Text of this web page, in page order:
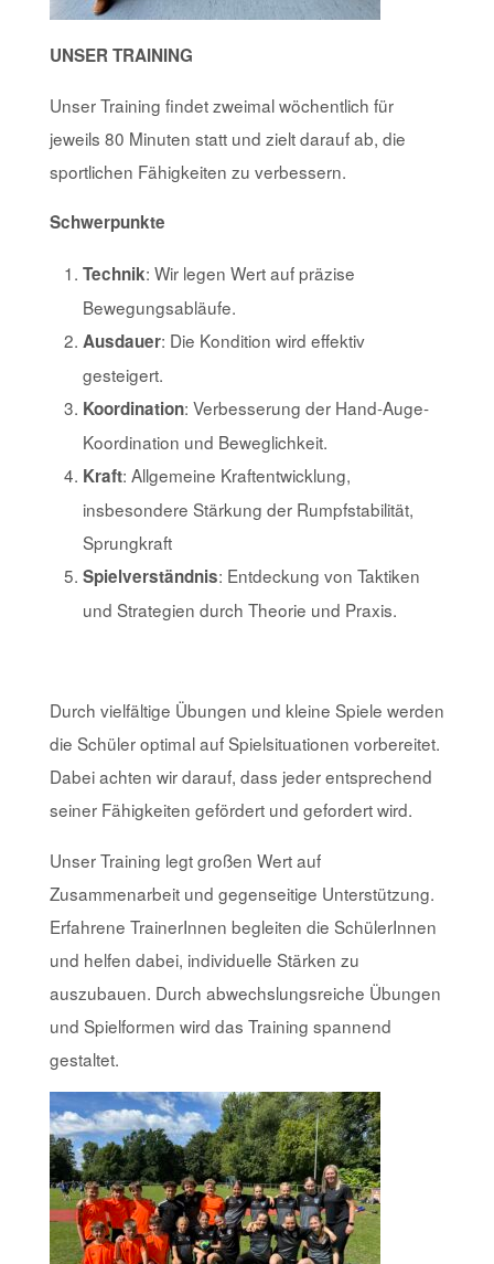
UNSER TRAINING
Unser Training findet zweimal wöchentlich für
jeweils 80 Minuten statt und zielt darauf ab, die
sportlichen Fähigkeiten zu verbessern.
Schwerpunkte
Technik: Wir legen Wert auf präzise
Bewegungsabläufe.
Ausdauer: Die Kondition wird effektiv
gesteigert.
Koordination: Verbesserung der Hand-Auge-
Koordination und Beweglichkeit.
Kraft: Allgemeine Kraftentwicklung,
insbesondere Stärkung der Rumpfstabilität,
Sprungkraft
Spielverständnis: Entdeckung von Taktiken
und Strategien durch Theorie und Praxis.
Durch vielfältige Übungen und kleine Spiele werden
die Schüler optimal auf Spielsituationen vorbereitet.
Dabei achten wir darauf, dass jeder entsprechend
seiner Fähigkeiten gefördert und gefordert wird.
Unser Training legt großen Wert auf
Zusammenarbeit und gegenseitige Unterstützung.
Erfahrene TrainerInnen begleiten die SchülerInnen
und helfen dabei, individuelle Stärken zu
auszubauen. Durch abwechslungsreiche Übungen
und Spielformen wird das Training spannend
gestaltet.